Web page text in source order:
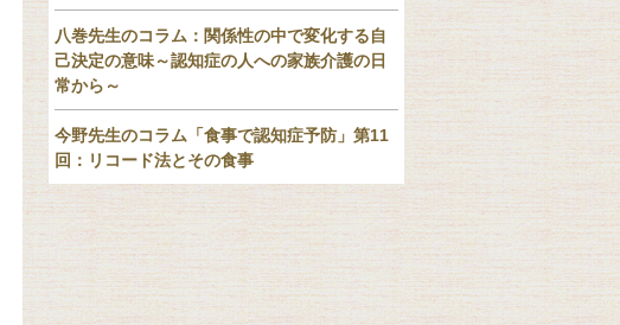
八巻先生のコラム：関係性の中で変化する自
己決定の意味～認知症の人への家族介護の日
常から～
今野先生のコラム「食事で認知症予防」第11
回：リコード法とその食事